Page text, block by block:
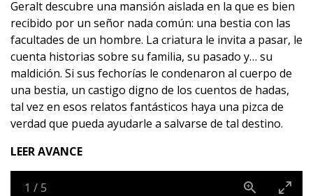
Geralt descubre una mansión aislada en la que es bien
recibido por un señor nada común: una bestia con las
facultades de un hombre. La criatura le invita a pasar, le
cuenta historias sobre su familia, su pasado y… su
maldición. Si sus fechorías le condenaron al cuerpo de
una bestia, un castigo digno de los cuentos de hadas,
tal vez en esos relatos fantásticos haya una pizca de
verdad que pueda ayudarle a salvarse de tal destino.
LEER AVANCE
1 / 5